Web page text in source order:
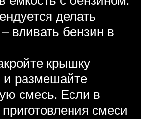
делать
вливать бензин в
крышку
и размешайте
смесь. Если в
смеси